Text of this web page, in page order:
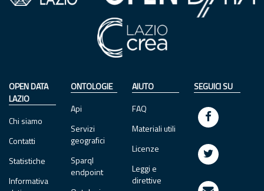
OPEN DATA
LAZIO
Chi siamo
Contatti
Statistiche
Informativa
ONTOLOGIE
Api
Servizi
geografici
Sparql
endpoint
AIUTO
FAQ
Materiali utili
Licenze
Leggi e
direttive
SEGUICI SU